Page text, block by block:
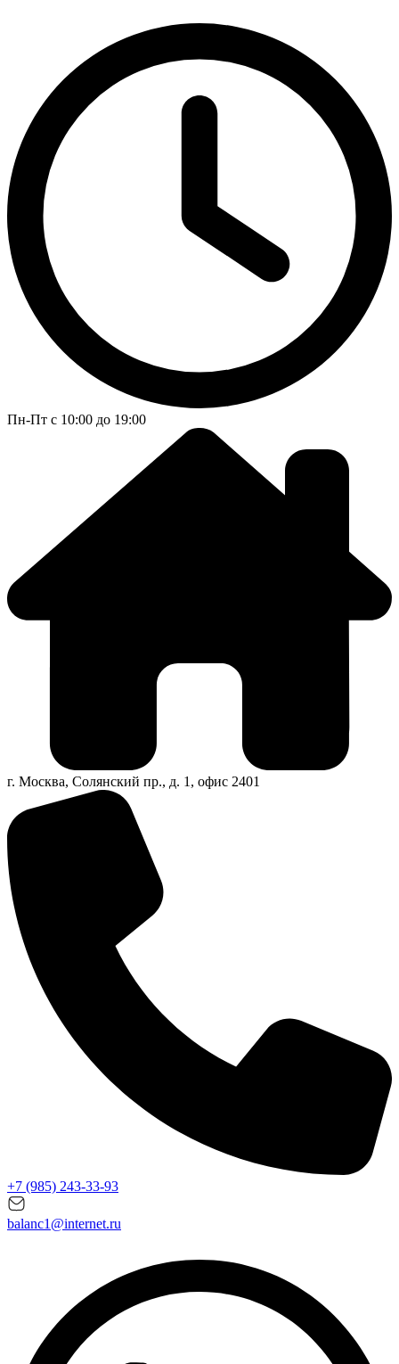
Пн-Пт с 10:00 до 19:00
г. Москва, Солянский пр., д. 1, офис 2401
+7 (985) 243-33-93
balanc1@internet.ru